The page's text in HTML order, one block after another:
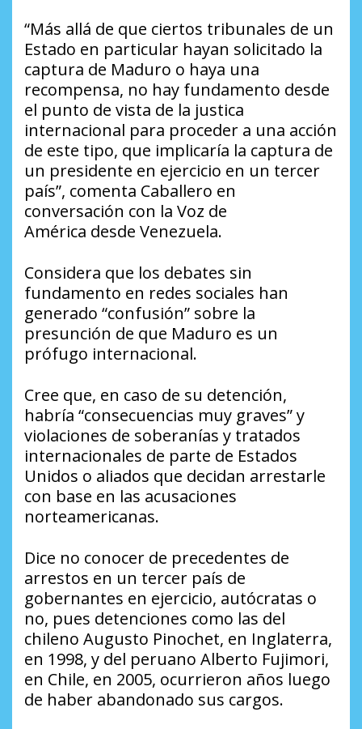
“Más allá de que ciertos tribunales de un
Estado en particular hayan solicitado la
captura de Maduro o haya una
recompensa, no hay fundamento desde
el punto de vista de la justica
internacional para proceder a una acción
de este tipo, que implicaría la captura de
un presidente en ejercicio en un tercer
país”, comenta Caballero en
conversación con la Voz de
América desde Venezuela.
Considera que los debates sin
fundamento en redes sociales han
generado “confusión” sobre la
presunción de que Maduro es un
prófugo internacional.
Cree que, en caso de su detención,
habría “consecuencias muy graves” y
violaciones de soberanías y tratados
internacionales de parte de Estados
Unidos o aliados que decidan arrestarle
con base en las acusaciones
norteamericanas.
Dice no conocer de precedentes de
arrestos en un tercer país de
gobernantes en ejercicio, autócratas o
no, pues detenciones como las del
chileno Augusto Pinochet, en Inglaterra,
en 1998, y del peruano Alberto Fujimori,
en Chile, en 2005, ocurrieron años luego
de haber abandonado sus cargos.